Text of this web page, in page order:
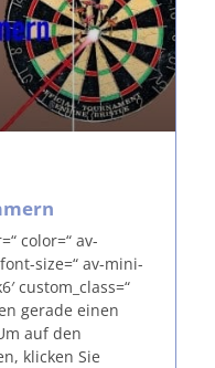
color=“ av-
size=“ av-mini-
custom_class=“
gerade einen
auf den
klicken Sie